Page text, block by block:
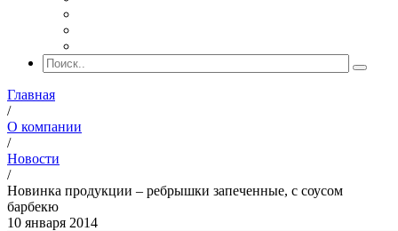
Главная
/
О компании
/
Новости
/
Новинка продукции – ребрышки запеченные, с соусом
барбекю
10 января 2014